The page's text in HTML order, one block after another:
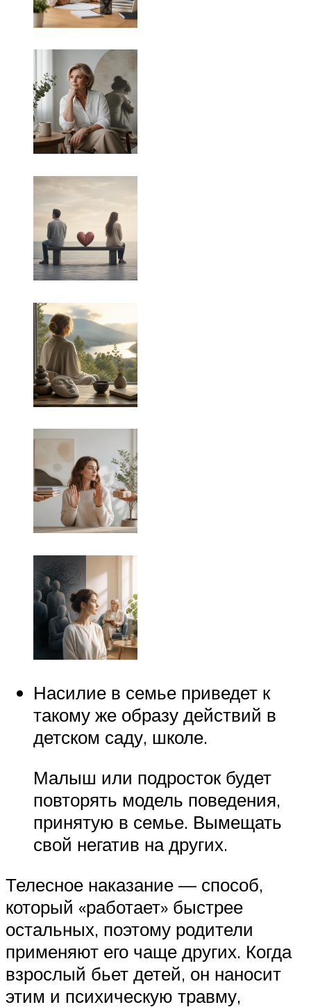
Насилие в семье приведет к
такому же образу действий в
детском саду, школе.
Малыш или подросток будет
повторять модель поведения,
принятую в семье. Вымещать
свой негатив на других.
Телесное наказание — способ,
который «работает» быстрее
остальных, поэтому родители
применяют его чаще других. Когда
взрослый бьет детей, он наносит
этим и психическую травму,